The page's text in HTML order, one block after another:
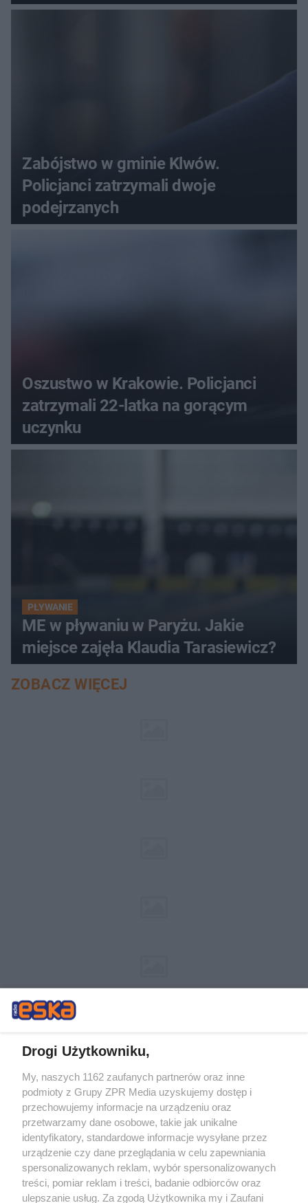
substancji
Zabójstwo w gminie Klwów.
Policjanci zatrzymali dwoje
podejrzanych
Oszustwo w Krakowie. Policjanci
zatrzymali 22-latka na gorącym
uczynku
PŁYWANIE
ME w pływaniu w Paryżu. Jakie
miejsce zajęła Klaudia Tarasiewicz?
ZOBACZ WIĘCEJ
Żaden utwór zamieszczony w serwisie nie może być powielany i
rozpowszechniany lub dalej rozpowszechniany w jakikolwiek sposób (w
tym także elektroniczny lub mechaniczny) na jakimkolwiek polu
eksploatacji w jakiejkolwiek formie, włącznie z umieszczaniem w
Internecie bez pisemnej zgody właściciela praw. Jakiekolwiek użycie lub
wykorzystanie utworów w całości lub w części z naruszeniem prawa,
tzn. bez właściwej zgody, jest zabronione pod groźbą kary i może być
ścigane prawnie.
Drogi Użytkowniku,
My, naszych 1162 zaufanych partnerów oraz inne
podmioty z Grupy ZPR Media uzyskujemy dostęp i
przechowujemy informacje na urządzeniu oraz
przetwarzamy dane osobowe, takie jak unikalne
identyfikatory, standardowe informacje wysyłane przez
urządzenie czy dane przeglądania w celu zapewniania
spersonalizowanych reklam, wybór spersonalizowanych
treści, pomiar reklam i treści, badanie odbiorców oraz
ulepszanie usług. Za zgodą Użytkownika my i Zaufani